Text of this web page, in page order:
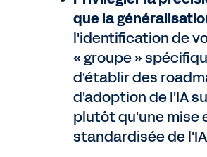
que la
l'identification de
« groupe »
d'établir des
d'adoption de l'IA
plutôt qu'une mise
standardisée de l'IA